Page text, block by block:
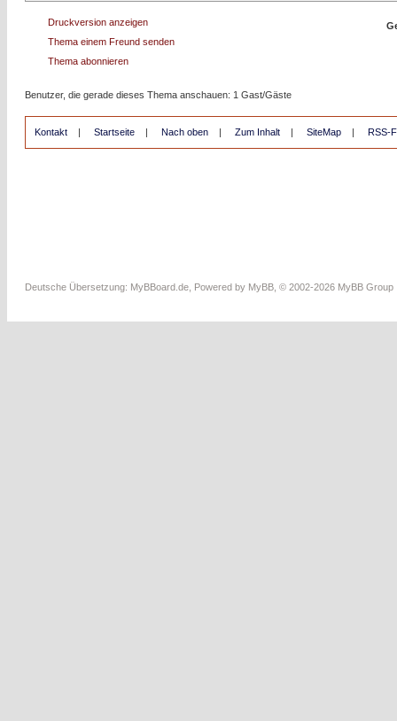
Druckversion anzeigen
Thema einem Freund senden
Thema abonnieren
Benutzer, die gerade dieses Thema anschauen: 1 Gast/Gäste
Kontakt | Startseite | Nach oben | Zum Inhalt | SiteMap | RSS-
Deutsche Übersetzung: MyBBoard.de , Powered by MyBB , © 2002-2026 MyBB Group